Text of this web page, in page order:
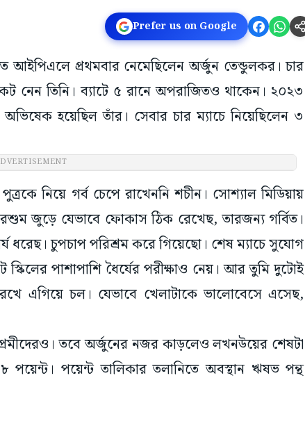
Prefer us on Google
আইপিএলে প্রথমবার নেমেছিলেন অর্জুন তেন্ডুলকর। চার
নেন তিনি। ব্যাটে ৫ রানে অপরাজিতও থাকেন। ২০২৩
হয়েছিল তাঁর। সেবার চার ম্যাচে নিয়েছিলেন ৩
নিয়ে গর্ব চেপে রাখেননি শচীন। সোশ্যাল মিডিয়ায়
জুড়ে যেভাবে ফোকাস ঠিক রেখেছ, তারজন্য গর্বিত।
ধরেছ। চুপচাপ পরিশ্রম করে গিয়েছো। শেষ ম্যাচে সুযোগ
পাশাপাশি ধৈর্যের পরীক্ষাও নেয়। আর তুমি দুটোই
এগিয়ে চল। যেভাবে খেলাটাকে ভালোবেসে এসেছ,
তবে অর্জুনের নজর কাড়লেও লখনউয়ের শেষটা
পয়েন্ট। পয়েন্ট তালিকার তলানিতে অবস্থান ঋষভ পন্থ